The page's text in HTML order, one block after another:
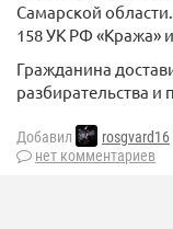
Самарской
158 УК РФ «Кража»
Гражданина
разбирательства
Добавил rosgvard16
нет комментариев